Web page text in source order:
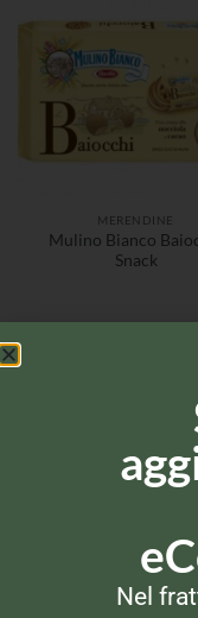
MERENDINE
Mulino Bianco
Snack
CEREALI
Kellogg’s Barrette ai
Nel